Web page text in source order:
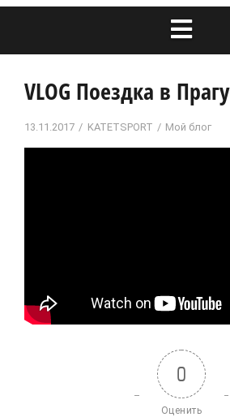
VLOG Поездка в Прагу
13.11.2017 KATETSPORT Мой блог
0
Оценить